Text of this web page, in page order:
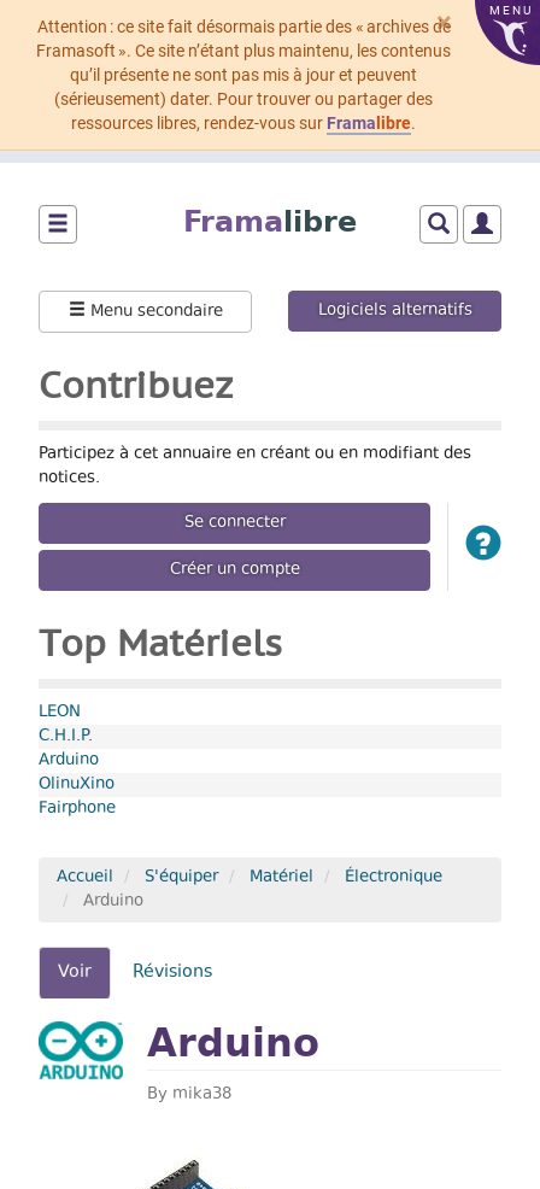
×
Attention : ce site fait désormais partie des « archives de
Framasoft ». Ce site n’étant plus maintenu, les contenus
qu’il présente ne sont pas mis à jour et peuvent
(sérieusement) dater. Pour trouver ou partager des
ressources libres, rendez-vous sur Frama libre.
MENU
contenu
principal
Framalibre
menu
menu
formulaire
Menu secondaire Logiciels alternatifs
Contribuez
Participez à cet annuaire en créant ou en modifiant des
notices.
Se connecter
Créer un compte
Top Matériels
LEON
C.H.I.P.
Arduino
OlinuXino
Fairphone
Accueil S'équiper Matériel
Électronique
Arduino
Onglets
principaux
Voir (onglet
actif)
Révisions
Arduino
By mika38